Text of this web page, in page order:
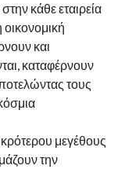
κάθε εταιρεία
και
καταφέρνουν
τους
μεγέθους
την